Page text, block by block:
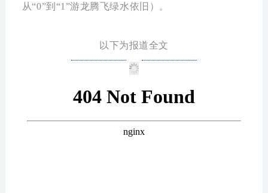
从“0”到“1”游龙腾飞绿水依旧）
。
以下为报道全文